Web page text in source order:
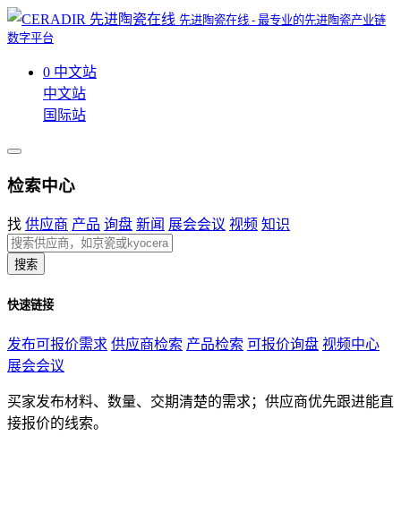
先进陶瓷在线 - 最专业的先进陶瓷产业链
数字平台
0 中文站
中文站
国际站
检索中心
找 供应商 产品 询盘 新闻 展会会议 视频 知识
搜索
快速链接
发布可报价需求 供应商检索 产品检索 可报价询盘 视频中心
展会会议
买家发布材料、数量、交期清楚的需求；供应商优先跟进能直
接报价的线索。